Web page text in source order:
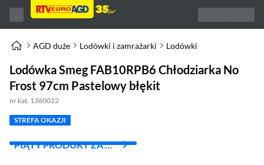
AGD duże Lodówki i zamrażarki Lodówki
Lodówka Smeg FAB10RPB6 Chłodziarka No
Frost 97cm Pastelowy błękit
nr kat. 1360022
STREFA OKAZJI
PIĄTY PRODUKT ZA 1